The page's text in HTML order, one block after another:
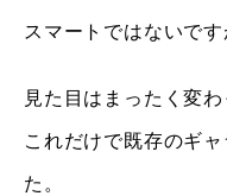
スマートではないで
見た目はまったく変
これだけで既存のギ
た。